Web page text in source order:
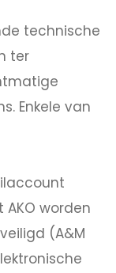
technische
ter
Enkele van
worden
(A&M